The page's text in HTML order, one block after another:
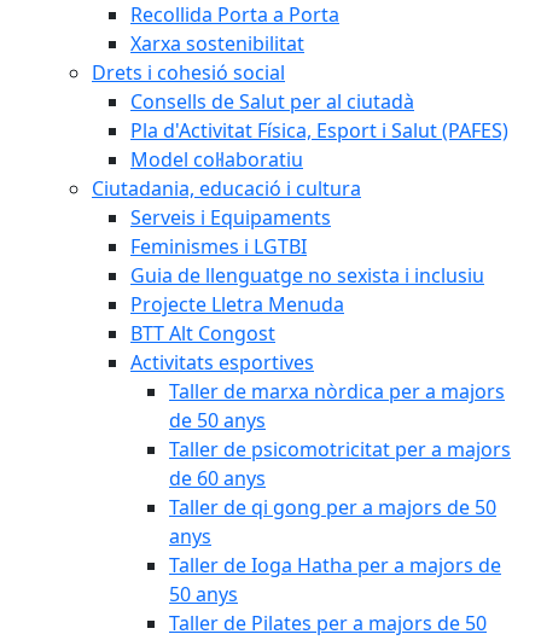
Recollida Porta a Porta
Xarxa sostenibilitat
Drets i cohesió social
Consells de Salut per al ciutadà
Pla d'Activitat Física, Esport i Salut (PAFES)
Model col·laboratiu
Ciutadania, educació i cultura
Serveis i Equipaments
Feminismes i LGTBI
Guia de llenguatge no sexista i inclusiu
Projecte Lletra Menuda
BTT Alt Congost
Activitats esportives
Taller de marxa nòrdica per a majors
de 50 anys
Taller de psicomotricitat per a majors
de 60 anys
Taller de qi gong per a majors de 50
anys
Taller de Ioga Hatha per a majors de
50 anys
Taller de Pilates per a majors de 50